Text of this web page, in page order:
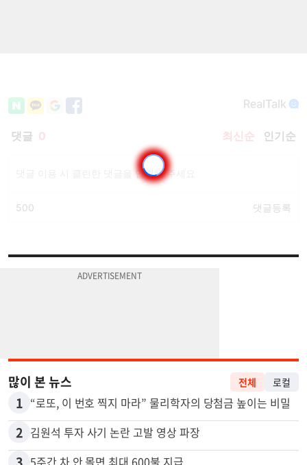
많이 본 뉴스
1 “로또, 이 번호 찍지 마라” 물리학자의 당첨금 높이는 비밀